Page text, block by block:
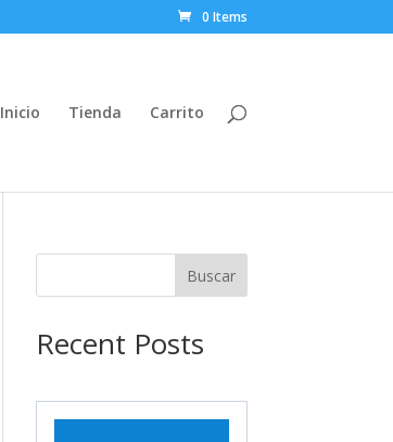
0 Items
Inicio Tienda Carrito
Buscar
Recent Posts